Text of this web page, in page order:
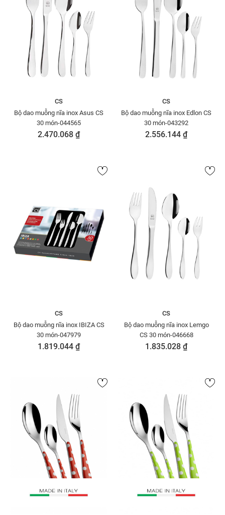
CS
Bộ dao muỗng nĩa inox Asus CS
30 món-044565
2.470.068 ₫
CS
Bộ dao muỗng nĩa inox Edlon CS
30 món-043292
2.556.144 ₫
CS
Bộ dao muỗng nĩa inox IBIZA CS
30 món-047979
1.819.044 ₫
CS
Bộ dao muỗng nĩa inox Lemgo
CS 30 món-046668
1.835.028 ₫